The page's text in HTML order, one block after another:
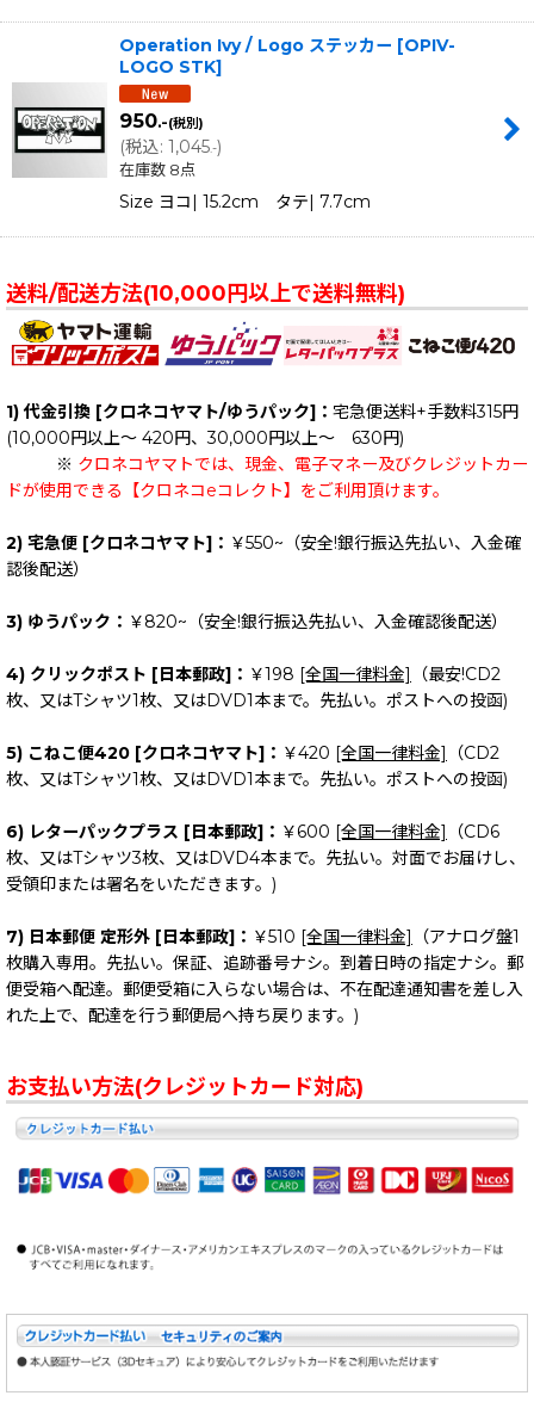
Operation Ivy / Logo ステッカー [OPIV-
LOGO STK]
950.-(税別)
(税込: 1,045.-)
在庫数 8点
Size ヨコ| 15.2cm タテ| 7.7cm
送料/配送方法(10,000円以上で送料無料)
1) 代金引換 [クロネコヤマト/ゆうパック]： 宅急便送料+手数料315円
(10,000円以上～ 420円、30,000円以上～ 630円)
※ クロネコヤマトでは、現金、電子マネー及びクレジットカー
ドが使用できる【クロネコeコレクト】をご利用頂けます。
2) 宅急便 [クロネコヤマト]： ￥550~（安全!銀行振込先払い、入金確
認後配送）
3) ゆうパック： ￥820~（安全!銀行振込先払い、入金確認後配送）
4) クリックポスト [日本郵政]： ￥198 [全国一律料金]
（最安!CD2
枚、又はTシャツ1枚、又はDVD1本まで。先払い。ポストへの投函)
5) こねこ便420 [クロネコヤマト]： ￥420 [全国一律料金]
（CD2
枚、又はTシャツ1枚、又はDVD1本まで。先払い。ポストへの投函)
6) レターパックプラス [日本郵政]： ￥600 [全国一律料金]
（CD6
枚、又はTシャツ3枚、又はDVD4本まで。先払い。対面でお届けし、
受領印または署名をいただきます。)
7) 日本郵便 定形外 [日本郵政]： ￥510 [全国一律料金]
（アナログ盤1
枚購入専用。先払い。保証、追跡番号ナシ。到着日時の指定ナシ。郵
便受箱へ配達。郵便受箱に入らない場合は、不在配達通知書を差し入
れた上で、配達を行う郵便局へ持ち戻ります。)
お支払い方法(クレジットカード対応)